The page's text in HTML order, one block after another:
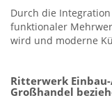
Durch die
funktionaler
wird und moderne
Ritterwerk
Großhandel